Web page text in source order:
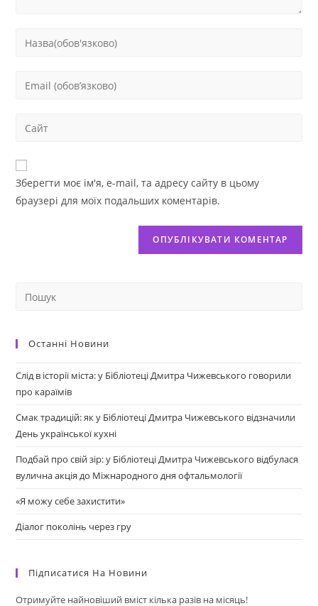
Зберегти моє ім'я, e-mail, та адресу сайту в цьому
браузері для моїх подальших коментарів.
Останні Новини
Слід в історії міста: у Бібліотеці Дмитра Чижевського говорили
про караїмів
Смак традицій: як у Бібліотеці Дмитра Чижевського відзначили
День української кухні
Подбай про свій зір: у Бібліотеці Дмитра Чижевського відбулася
вулична акція до Міжнародного дня офтальмології
«Я можу себе захистити»
Діалог поколінь через гру
Підписатися На Новини
Отримуйте найновіший вміст кілька разів на місяць!